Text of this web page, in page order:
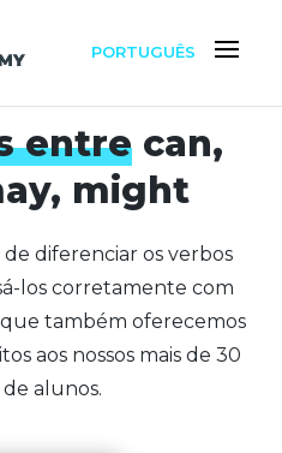
PORTUGUÊS
entre can,
might
diferenciar os verbos
los corretamente com
também oferecemos
aos nossos mais de 30
alunos.